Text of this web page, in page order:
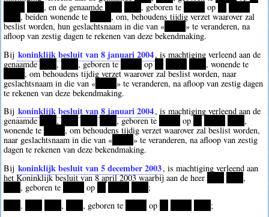
****, en de genaamde ****, geboren te op
****, beiden wonende te *****, om, behoudens tijdig verzet waarover zal
beslist worden, hun geslachtsnaam in die van « *****» te veranderen, na
afloop van zestig dagen te rekenen van deze bekendmaking.
Bij koninklijk besluit van 8 januari 2004, is machtiging verleend aan de
genaamde
, , geboren te op
, wonende te
, om behoudens tijdig verzet waarover zal beslist worden, naar
geslachtsnaam in die van « *****» te veranderen, na afloop van zestig dagen
te rekenen van deze bekendmaking.
Bij koninklijk besluit van 8 januari 2004, is machtiging verleend aan de
genaamde ****, ****, geboren te op ****,
wonende te
*****, om behoudens tijdig verzet waarover zal beslist worden,
naar geslachtsnaam in die van « *****» te veranderen, na afloop van zestig
dagen te rekenen van deze bekendmaking.
Bij koninklijk besluit van 5 december 2003, is machtiging verleend aan
het Koninklijk besluit van 8 april 2003 waarbij aan de heer
,
, geboren te op
;
. ****, ****, geboren te op
;